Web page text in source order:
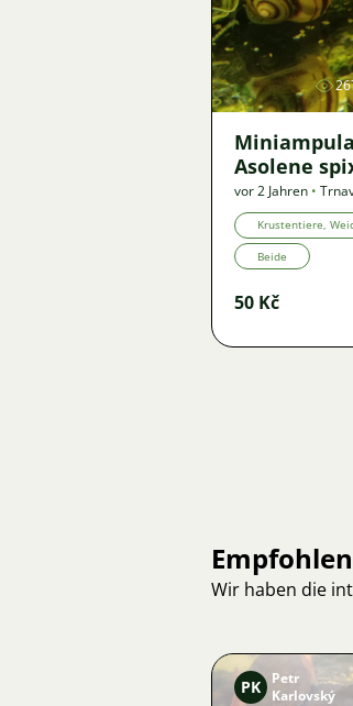
Asolene
vor 2 Jahren •
Krustentiere,
Beide
50 Kč
Wir haben die
PK
Petr
Karlovský